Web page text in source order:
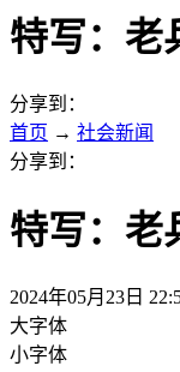
特写：老
分享到：
首页 → 社会新闻
分享到：
特写：老
2024年05月23日
大字体
小字体